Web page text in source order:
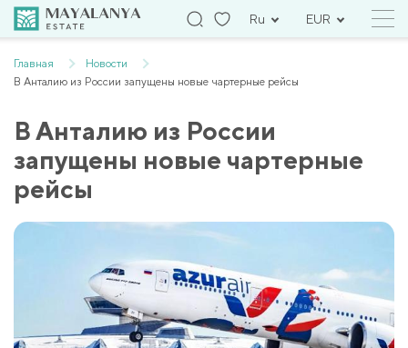
Ru EUR
Главная
Новости
В Анталию из России запущены новые чартерные рейсы
В Анталию из России
запущены новые чартерные
рейсы